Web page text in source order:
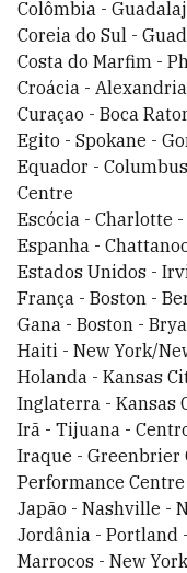
Colômbia -
Coreia do Sul -
Costa do Marfim -
Croácia -
Curaçao - Boca
Egito - Spokane -
Equador -
Centre
Escócia - Charlotte
Espanha -
Estados Unidos -
França - Boston -
Gana - Boston -
Haiti - New York/
Holanda - Kansas
Inglaterra - Kansas
Irã - Tijuana -
Iraque - Greenbrier
Performance Centre
Japão - Nashville -
Jordânia - Portland
Marrocos - New